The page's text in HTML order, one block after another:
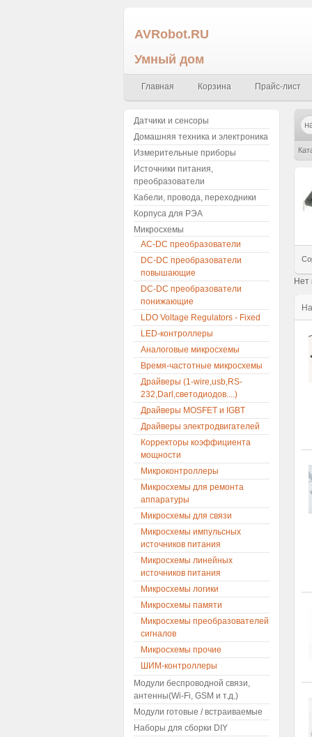
AVRobot.RU
Умный дом
Главная Корзина Прайс-лист
Нет
Датчики и сенсоры
Домашняя техника и электроника
Измерительные приборы
Источники питания,
преобразователи
Кабели, провода, переходники
Корпуса для РЭА
Микросхемы
AC-DC преобразователи
DC-DC преобразователи
повышающие
DC-DC преобразователи
понижающие
LDO Voltage Regulators - Fixed
LED-контроллеры
Аналоговые микросхемы
Время-частотные микросхемы
Драйверы (1-wire,usb,RS-
232,Darl,светодиодов....)
Драйверы MOSFET и IGBT
Драйверы электродвигателей
Корректоры коэффициента
мощности
Микроконтроллеры
Микросхемы для ремонта
аппаратуры
Микросхемы для связи
Микросхемы импульсных
источников питания
Микросхемы линейных
источников питания
Микросхемы логики
Микросхемы памяти
Микросхемы преобразователей
сигналов
Микросхемы прочие
ШИМ-контроллеры
Модули беспроводной связи,
антенны(Wi-Fi, GSM и т.д.)
Модули готовые / встраиваемые
Наборы для сборки DIY